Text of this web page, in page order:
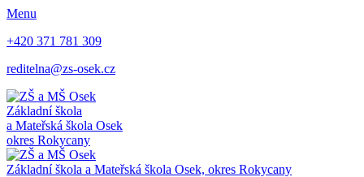
Menu
+420 371 781 309
reditelna@zs-osek.cz
Základní škola
a Mateřská škola Osek
okres Rokycany
Základní škola a Mateřská škola Osek, okres Rokycany